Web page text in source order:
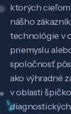
ktorých
nášho
technológie v
priemyslu
spoločnosť
ako výhradné
v oblasti